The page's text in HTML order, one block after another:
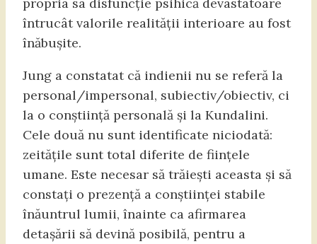
întrucât valorile realității interioare au fost
înăbușite.
Jung a constatat că indienii nu se referă la
personal/impersonal, subiectiv/obiectiv, ci
la o conștiință personală și la Kundalini.
Cele două nu sunt identificate niciodată:
zeitățile sunt total diferite de ființele
umane. Este necesar să trăiești aceasta și să
constați o prezență a conștiinței stabile
înăuntrul lumii, înainte ca afirmarea
detașării să devină posibilă, pentru a